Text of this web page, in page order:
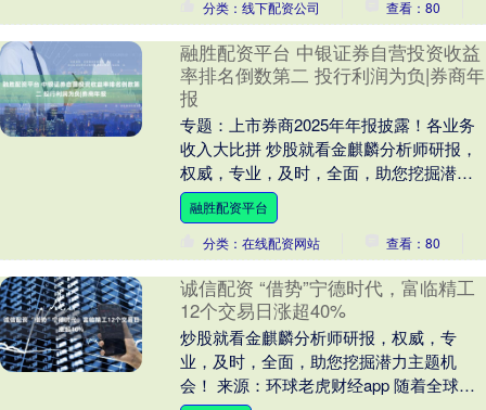
分类：线下配资公司
查看：80
融胜配资平台 中银证券自营投资收益
率排名倒数第二 投行利润为负|券商年
报
专题：上市券商2025年年报披露！各业务
收入大比拼 炒股就看金麒麟分析师研报，
权威，专业，及时，全面，助您挖掘潜力
主题机会！ 出品：新浪财经上市公司研究
院 作者....
融胜配资平台
分类：在线配资网站
查看：80
诚信配资 “借势”宁德时代，富临精工
12个交易日涨超40%
炒股就看金麒麟分析师研报，权威，专
业，及时，全面，助您挖掘潜力主题机
会！ 来源：环球老虎财经app 随着全球能